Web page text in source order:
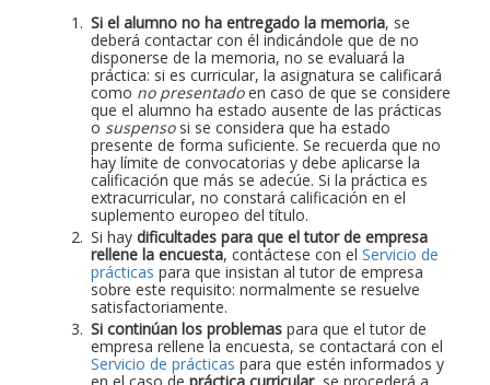
Si el alumno no ha entregado la memoria, se
deberá contactar con él indicándole que de no
disponerse de la memoria, no se evaluará la
práctica: si es curricular, la asignatura se calificará
como no presentadoen caso de que se considere
que el alumno ha estado ausente de las prácticas
o suspensosi se considera que ha estado
presente de forma suficiente. Se recuerda que no
hay límite de convocatorias y debe aplicarse la
calificación que más se adecúe. Si la práctica es
extracurricular, no constará calificación en el
suplemento europeo del título.
Si hay dificultades para que el tutor de empresa
rellene la encuesta, contáctese con el Servicio de
prácticas para que insistan al tutor de empresa
sobre este requisito: normalmente se resuelve
satisfactoriamente.
Si continúan los problemas para que el tutor de
empresa rellene la encuesta, se contactará con el
Servicio de prácticas para que estén informados y